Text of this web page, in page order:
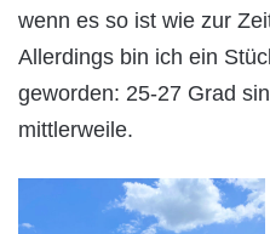
wenn es so ist wie zur
Allerdings bin ich ein
geworden: 25-27 Grad
mittlerweile.